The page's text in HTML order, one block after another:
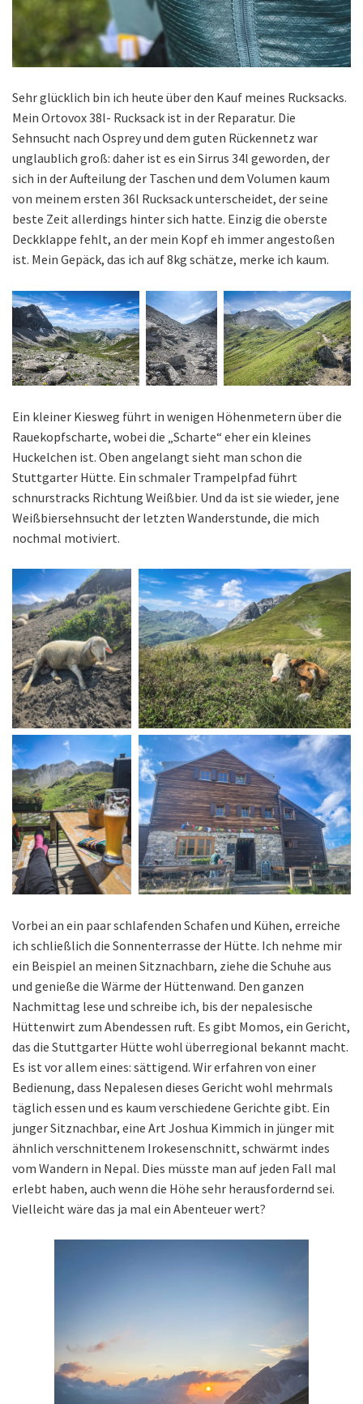
Sehr glücklich bin ich heute über den Kauf meines Rucksacks.
Mein Ortovox 38l- Rucksack ist in der Reparatur. Die
Sehnsucht nach Osprey und dem guten Rückennetz war
unglaublich groß: daher ist es ein Sirrus 34l geworden, der
sich in der Aufteilung der Taschen und dem Volumen kaum
von meinem ersten 36l Rucksack unterscheidet, der seine
beste Zeit allerdings hinter sich hatte. Einzig die oberste
Deckklappe fehlt, an der mein Kopf eh immer angestoßen
ist. Mein Gepäck, das ich auf 8kg schätze, merke ich kaum.
Ein kleiner Kiesweg führt in wenigen Höhenmetern über die
Rauekopfscharte, wobei die „Scharte“ eher ein kleines
Huckelchen ist. Oben angelangt sieht man schon die
Stuttgarter Hütte. Ein schmaler Trampelpfad führt
schnurstracks Richtung Weißbier. Und da ist sie wieder, jene
Weißbiersehnsucht der letzten Wanderstunde, die mich
nochmal motiviert.
Vorbei an ein paar schlafenden Schafen und Kühen, erreiche
ich schließlich die Sonnenterrasse der Hütte. Ich nehme mir
ein Beispiel an meinen Sitznachbarn, ziehe die Schuhe aus
und genieße die Wärme der Hüttenwand. Den ganzen
Nachmittag lese und schreibe ich, bis der nepalesische
Hüttenwirt zum Abendessen ruft. Es gibt Momos, ein Gericht,
das die Stuttgarter Hütte wohl überregional bekannt macht.
Es ist vor allem eines: sättigend. Wir erfahren von einer
Bedienung, dass Nepalesen dieses Gericht wohl mehrmals
täglich essen und es kaum verschiedene Gerichte gibt. Ein
junger Sitznachbar, eine Art Joshua Kimmich in jünger mit
ähnlich verschnittenem Irokesenschnitt, schwärmt indes
vom Wandern in Nepal. Dies müsste man auf jeden Fall mal
erlebt haben, auch wenn die Höhe sehr herausfordernd sei.
Vielleicht wäre das ja mal ein Abenteuer wert?